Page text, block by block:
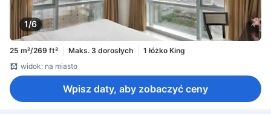
1/6
25 m²/269 ft² Maks. 3 dorosłych
1 łóżko King
widok: na miasto
Wpisz daty, aby zobaczyć ceny